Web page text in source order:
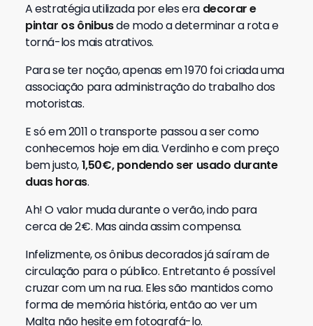
A estratégia utilizada por eles era decorar e
pintar os ônibusde modo a determinar a rota e
torná-los mais atrativos.
Para se ter noção, apenas em 1970 foi criada uma
associação para administração do trabalho dos
motoristas.
E só em 2011 o transporte passou a ser como
conhecemos hoje em dia. Verdinho e com preço
bem justo,1,50€, pondendo ser usado durante
duas horas.
Ah! O valor muda durante o verão, indo para
cerca de 2€. Mas ainda assim compensa.
Infelizmente, os ônibus decorados já saíram de
circulação para o público. Entretanto é possível
cruzar com um na rua. Eles são mantidos como
forma de memória história, então ao ver um
Malta não hesite em fotografá-lo.